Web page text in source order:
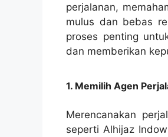
perjalanan,
mulus dan bebas
proses penting
dan memberikan
1. Memilih Agen
Merencanakan
seperti Alhijaz